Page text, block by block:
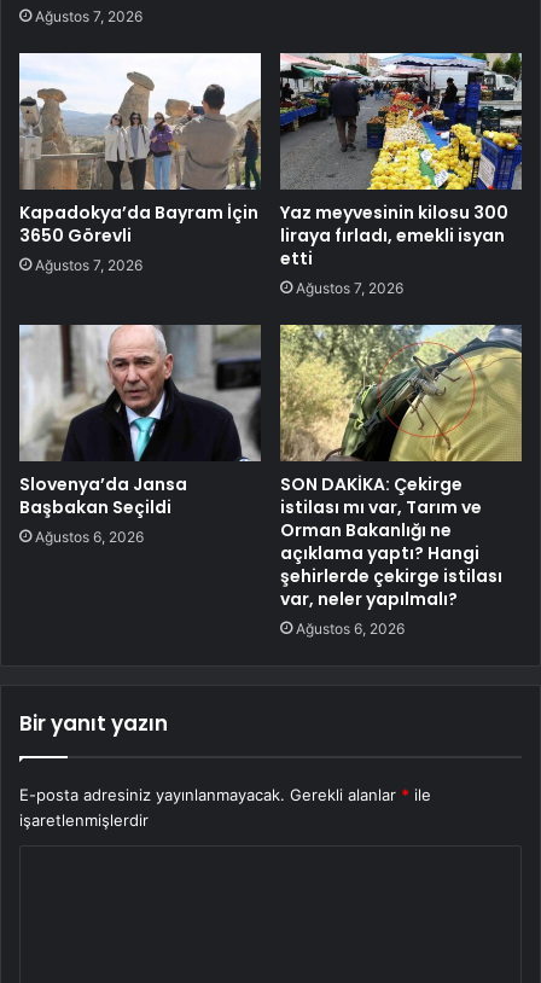
Ağustos 7, 2026
Kapadokya’da Bayram İçin
3650 Görevli
Ağustos 7, 2026
Yaz meyvesinin kilosu 300
liraya fırladı, emekli isyan
etti
Ağustos 7, 2026
Slovenya’da Jansa
Başbakan Seçildi
Ağustos 6, 2026
SON DAKİKA: Çekirge
istilası mı var, Tarım ve
Orman Bakanlığı ne
açıklama yaptı? Hangi
şehirlerde çekirge istilası
var, neler yapılmalı?
Ağustos 6, 2026
Bir yanıt yazın
E-posta adresiniz yayınlanmayacak. Gerekli alanlar * ile
işaretlenmişlerdir